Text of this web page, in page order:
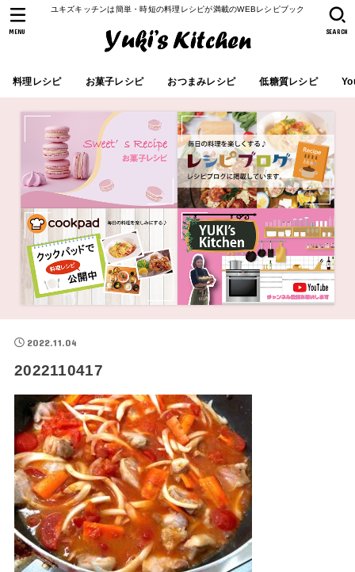
ユキズキッチンは簡単・時短の料理レシピが満載のWEBレシピブック
料理レシピ お菓子レシピ おつまみレシピ 低糖質レシピ
SEARCH
MENU
2022.11.04
2022110417